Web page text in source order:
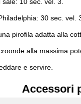
30 sec. vel.
pirofila adatta alla
alla massima
e servire.
Accessori